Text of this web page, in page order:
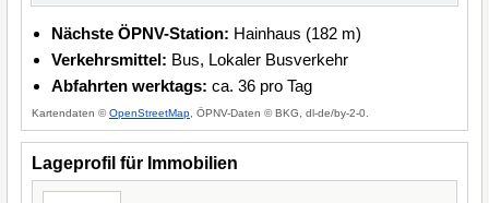
Nächste ÖPNV-Station: Hainhaus (182 m)
Verkehrsmittel: Bus, Lokaler Busverkehr
Abfahrten werktags: ca. 36 pro Tag
Kartendaten ©OpenStreetMap , ÖPNV-Daten © BKG, dl-de/by-2-0.
Lageprofil für Immobilien